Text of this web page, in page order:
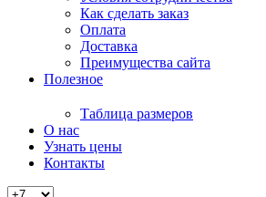
Как сделать заказ
Оплата
Доставка
Преимущества сайта
Полезное
Таблица размеров
О нас
Узнать цены
Контакты